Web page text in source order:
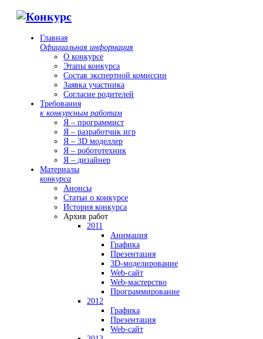
Главная
Официальная информация
О конкурсе
Этапы конкурса
Состав экспертной комиссии
Заявка участника
Согласие родителей
Требования
к конкурсным работам
Я – программист
Я – разработчик игр
Я – 3D моделлер
Я – робототехник
Я – дизайнер
Материалы
конкурса
Анонсы
Статьи о конкурсе
История конкурса
Архив работ
2011
Анимация
Графика
Презентация
3D-моделирование
Web-сайт
Web-мастерство
Программирование
2012
Графика
Презентация
Web-сайт